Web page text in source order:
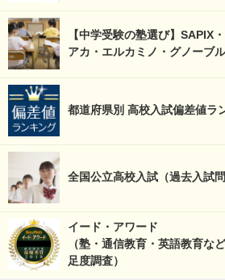
【中学受験の塾選び】SAPIX
アカ・エルカミノ・グノーブ
都道府県別 高校入試偏差値ラ
全国公立高校入試（過去入試問
イード・アワード
（塾・通信教育・英語教育な
足度調査）